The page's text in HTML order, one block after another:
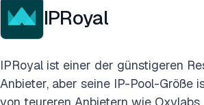
IPRoyal
IPRoyal ist einer der günstigeren
Anbieter, aber seine IP-Pool-Größe